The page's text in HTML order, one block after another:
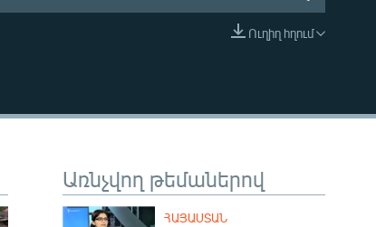
EMBED
Ուղիղ հղում
Առնչվող թեմաներով
ՀԱՅԱՍՏԱՆ